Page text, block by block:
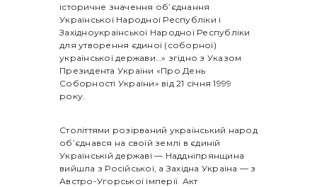
історичне значення об’єднання
Української Народної Республіки і
Західноукраїнської Народної Республіки
для утворення єдиної (соборної)
української держави…» згідно з Указом
Президента України «Про День
Соборності України» від 21 січня 1999
року.
Століттями розірваний український народ
об’єднався на своїй землі в єдиній
Українській державі — Наддніпрянщина
вийшла з Російської, а Західна Україна — з
Австро-Угорської імперії. Акт